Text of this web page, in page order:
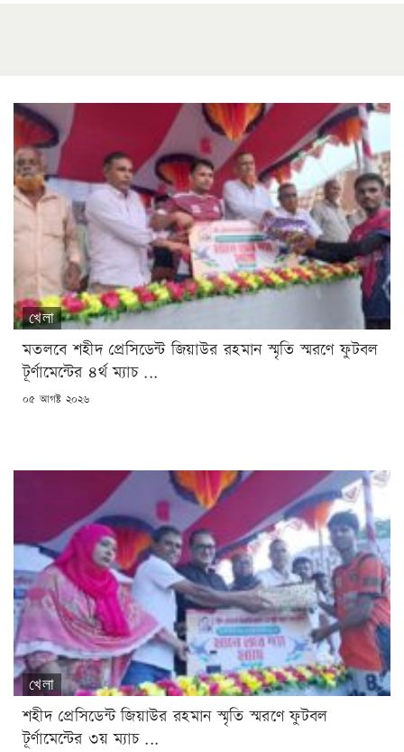
খেলা
মতলবে শহীদ প্রেসিডেন্ট জিয়াউর রহমান স্মৃতি স্মরণে ফুটবল
টূর্ণামেন্টের ৪র্থ ম্যাচ ...
POSTED
০৫ আগষ্ট ২০২৬
খেলা
শহীদ প্রেসিডেন্ট জিয়াউর রহমান স্মৃতি স্মরণে ফুটবল
টূর্ণামেন্টের ৩য় ম্যাচ ...